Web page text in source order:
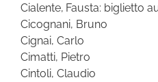
Cialente, Fausta: biglietto
Cicognani, Bruno
Cignai, Carlo
Cimatti, Pietro
Cintoli, Claudio